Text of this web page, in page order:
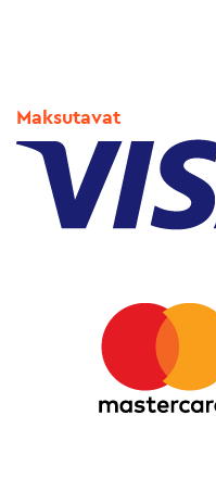
Maksutavat